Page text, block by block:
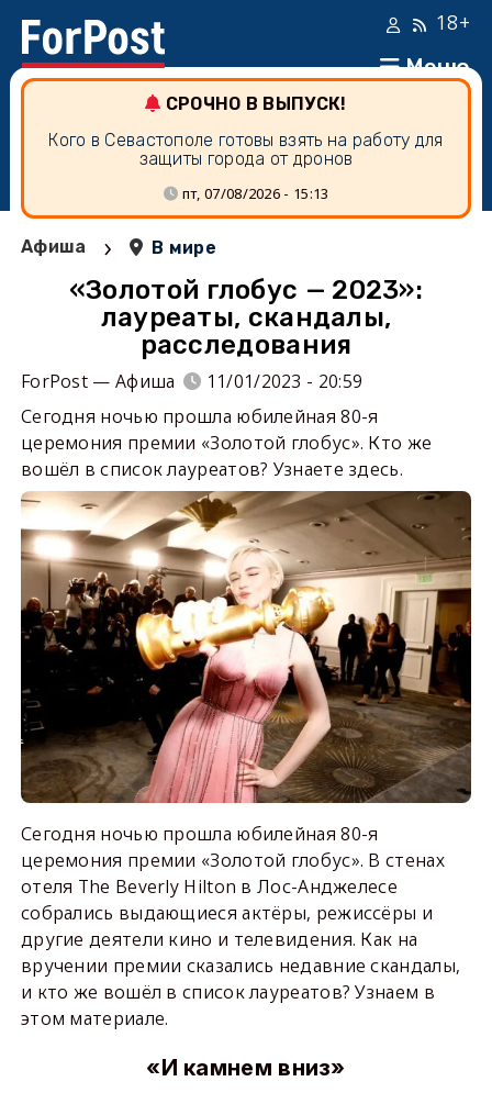
Меню
18+
СРОЧНО В ВЫПУСК!
Кого в Севастополе готовы взять на работу для
защиты города от дронов
пт, 07/08/2026 - 15:13
Афиша › В мире
«Золотой глобус — 2023»:
лауреаты, скандалы,
расследования
ForPost — Афиша
11/01/2023 - 20:59
Сегодня ночью прошла юбилейная 80-я
церемония премии «Золотой глобус». Кто же
вошёл в список лауреатов? Узнаете здесь.
Сегодня ночью прошла юбилейная 80-я
церемония премии «Золотой глобус». В стенах
отеля The Beverly Hilton в Лос-Анджелесе
собрались выдающиеся актёры, режиссёры и
другие деятели кино и телевидения. Как на
вручении премии сказались недавние скандалы,
и кто же вошёл в список лауреатов? Узнаем в
этом материале.
«И камнем вниз»